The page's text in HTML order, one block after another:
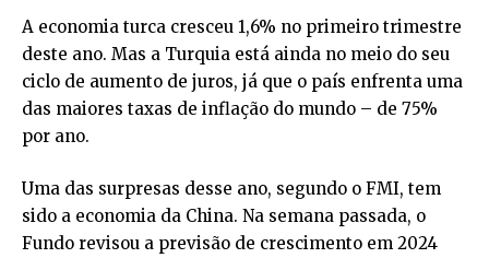
A economia turca cresceu 1,6% no primeiro trimestre
deste ano. Mas a Turquia está ainda no meio do seu
ciclo de aumento de juros, já que o país enfrenta uma
das maiores taxas de inflação do mundo – de 75%
por ano.
Uma das surpresas desse ano, segundo o FMI, tem
sido a economia da China. Na semana passada, o
Fundo revisou a previsão de crescimento em 2024